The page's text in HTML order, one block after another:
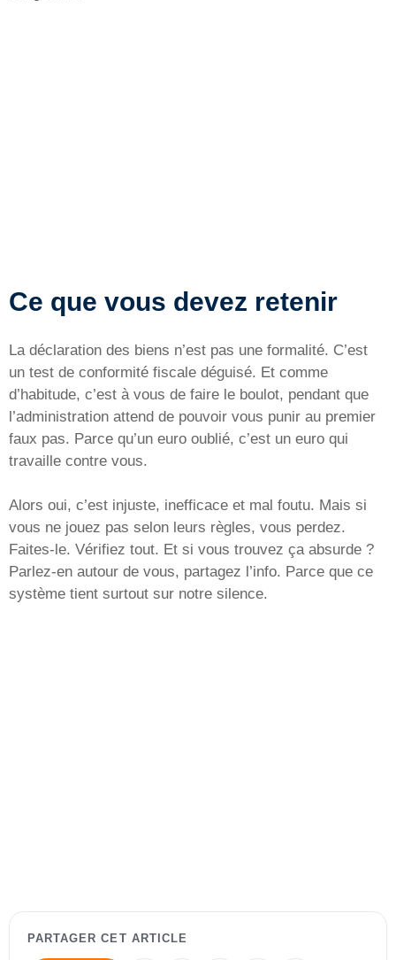
Ce que vous devez retenir
La déclaration des biens n’est pas une formalité. C’est
un test de conformité fiscale déguisé. Et comme
d’habitude, c’est à vous de faire le boulot, pendant que
l’administration attend de pouvoir vous punir au premier
faux pas. Parce qu’un euro oublié, c’est un euro qui
travaille contre vous.
Alors oui, c’est injuste, inefficace et mal foutu. Mais si
vous ne jouez pas selon leurs règles, vous perdez.
Faites-le. Vérifiez tout. Et si vous trouvez ça absurde ?
Parlez-en autour de vous, partagez l’info. Parce que ce
système tient surtout sur notre silence.
PARTAGER CET ARTICLE